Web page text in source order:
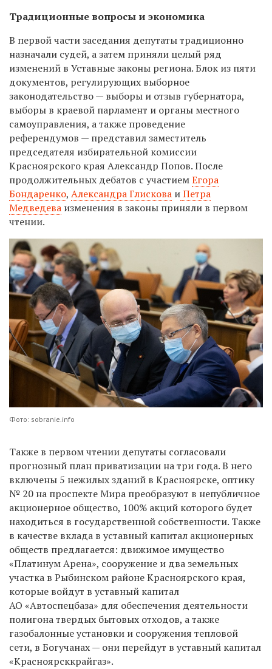
Традиционные вопросы и экономика
В первой части заседания депутаты традиционно
назначали судей, а затем приняли целый ряд
изменений в Уставные законы региона. Блок из пяти
документов, регулирующих выборное
законодательство — выборы и отзыв губернатора,
выборы в краевой парламент и органы местного
самоуправления, а также проведение
референдумов — представил заместитель
председателя избирательной комиссии
Красноярского края Александр Попов. После
продолжительных дебатов с участиемЕгора
Бондаренко, Александра Глискова иПетра
Медведева изменения в законы приняли в первом
чтении.
Фото: sobranie.info
Также в первом чтении депутаты согласовали
прогнозный план приватизации на три года. В него
включены 5 нежилых зданий в Красноярске, оптику
№ 20 на проспекте Мира преобразуют в непубличное
акционерное общество, 100% акций которого будет
находиться в государственной собственности. Также
в качестве вклада в уставный капитал акционерных
обществ предлагается: движимое имущество
«Платинум Арена», сооружение и два земельных
участка в Рыбинском районе Красноярского края,
которые войдут в уставный капитал
АО «Автоспецбаза» для обеспечения деятельности
полигона твердых бытовых отходов, а также
газобалонные установки и сооружения тепловой
сети, в Богучанах — они перейдут в уставный капитал
«Красноярсккрайгаз».